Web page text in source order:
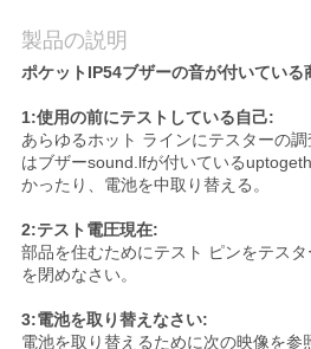
に
連
絡
し
さ
い
製品の説明
ポケットIP54ブザーの音が付いてい
1:使用の前にテストしている自己:
あらゆるホット ラインにテスターの
はブザーsound.lfが付いている
かったり、電池を中取り替える。
2:テスト電圧現在:
部品を住むためにテスト ピンをテス
を閉めなさい。
3:電池を取り替えなさい:
電池を取り替えるために次の映像を参